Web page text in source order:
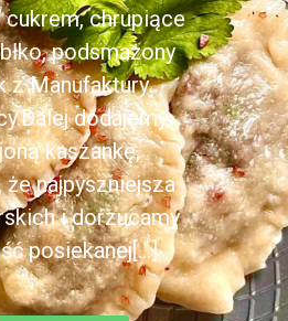
chrupiące
podsmażony
z Manufaktury
dodajemy
kaszankę,
najpyszniejsza
i dorzucamy
posiekanej[...]